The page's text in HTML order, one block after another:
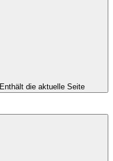
Enthält die aktuelle Seite